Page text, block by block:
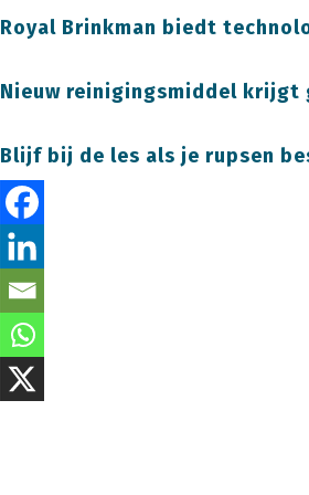
Royal Brinkman biedt
Nieuw reinigingsmiddel krijgt
Blijf bij de les als je rupsen